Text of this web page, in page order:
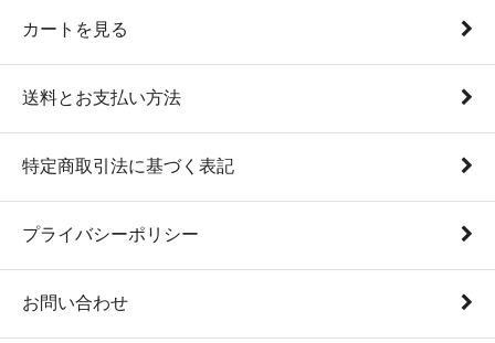
カートを見る
送料とお支払い方法
特定商取引法に基づく表記
プライバシーポリシー
お問い合わせ